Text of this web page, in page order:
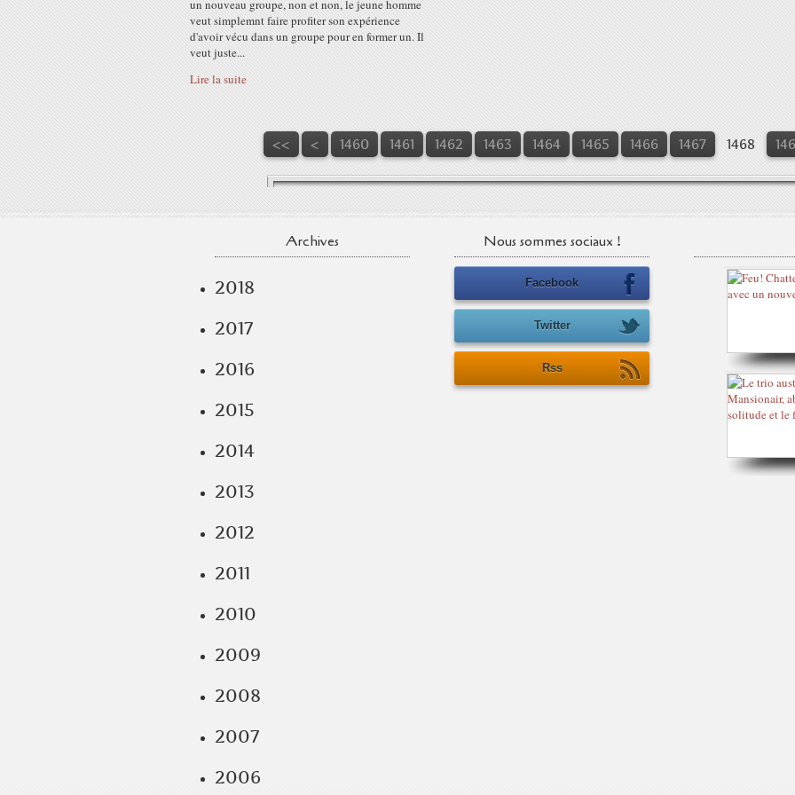
un nouveau groupe, non et non, le jeune homme
veut simplemnt faire profiter son expérience
d'avoir vécu dans un groupe pour en former un. Il
veut juste...
Lire la suite
<< < 1400
1410
1420
1430
1440
1450
1460 1461 1462 1463 1464 1465 1466 1467 1468
Archives
2018
2017
2016
2015
2014
2013
2012
2011
2010
2009
2008
2007
2006
Nous sommes sociaux !
Facebook
Twitter
Rss